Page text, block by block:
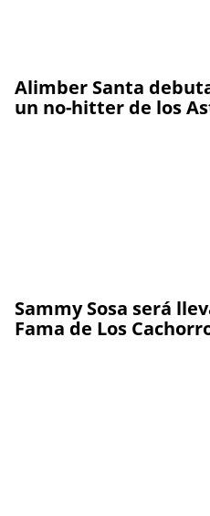
Alimber Santa
un no-hitter de los
Sammy Sosa será
Fama de Los